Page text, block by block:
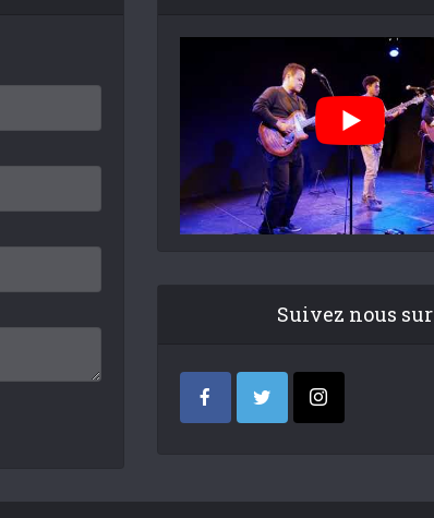
Suivez nous sur